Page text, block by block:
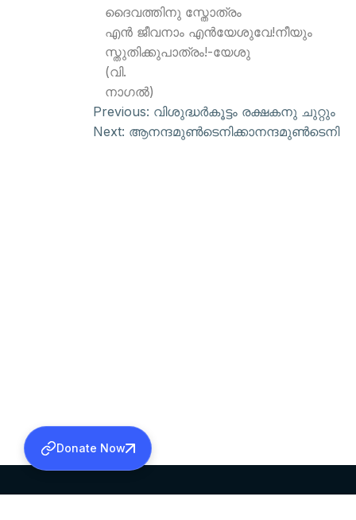
ദൈവത്തിനു സ്തോത്രം
എന്‍ ജീവനാം എന്‍യേശുവേ!നീയും
സ്തുതിക്കുപാത്രം!-യേശു
(വി.
നാഗല്‍)
Previous: വിശുദ്ധര്‍കൂട്ടം രക്ഷകനു ചുറ്റും
Next: ആനന്ദമുണ്‍ടെനിക്കാനന്ദമുണ്‍ടെനി
Donate Now